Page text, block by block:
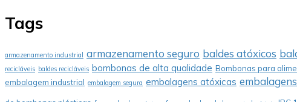
Tags
armazenamento industrial armazenamento seguro baldes atóxicos
recicláveis baldes recicláveis bombonas de alta qualidade Bombonas para
embalagem industrial embalagem segura embalagens atóxicas